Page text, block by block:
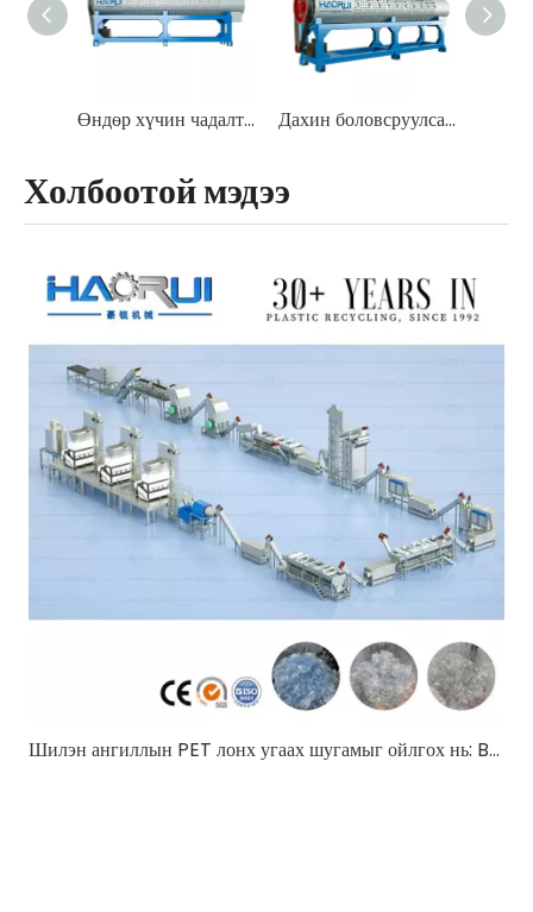
Өндөр хүчин чадалтай, өндөр үр ашигтай, засвар үйлчилгээ хийхэд хялбар, PET дахин боловсруулах хуванцар шошго тайлагч Дахин боловсруулсан PET Лонхны шошго арилгагч хальслах машин
Холбоотой мэдээ
Шилэн ангиллын PET лонх угаах шугамыг ойлгох нь: B2B худалдан авагчдад зориулсан иж бүрэн гарын авлага